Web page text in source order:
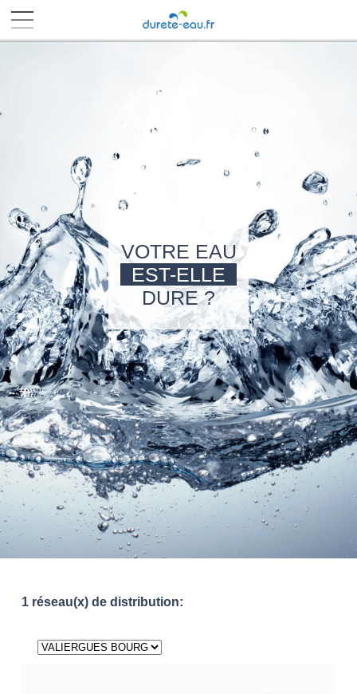
VOTRE EAU
EST-ELLE
DURE ?
1 réseau(x) de distribution: